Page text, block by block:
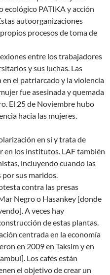
ecológico PATIKA y acción
autoorganizaciones
procesos de toma de
entre los trabajadores
y sus luchas. Las
el patriarcado y la violencia
fue asesinada y quemada
El 25 de Noviembre hubo
hacia las mujeres.
en sí y trata de
en los institutos. LAF también
incluyendo cuando las
por sus maridos.
contra las presas
Negro o Hasankey [donde
A veces hay
de estas plantas.
centrada en la economía
en 2009 en Taksim y en
Los cafés están
el objetivo de crear un